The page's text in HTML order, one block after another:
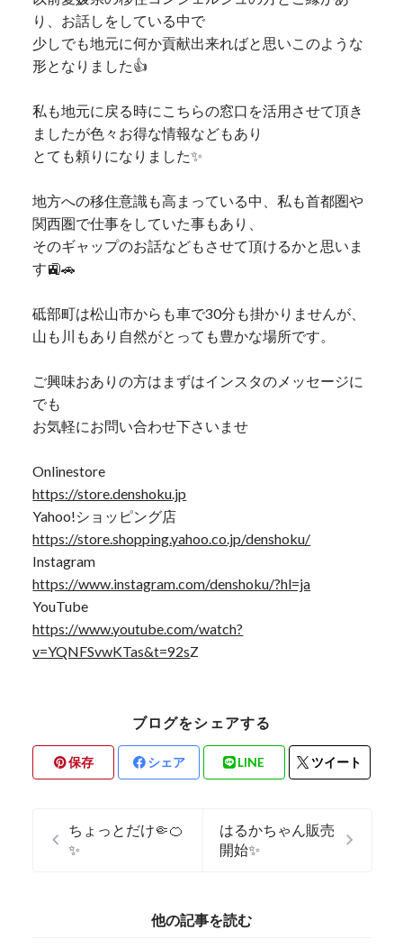
り、お話しをしている中で
少しでも地元に何か貢献出来ればと思いこのような
形となりました👍
私も地元に戻る時にこちらの窓口を活用させて頂き
ましたが色々お得な情報などもあり
とても頼りになりました✨
地方への移住意識も高まっている中、私も首都圏や
関西圏で仕事をしていた事もあり、
そのギャップのお話などもさせて頂けるかと思いま
す🚉🚗
砥部町は松山市からも車で30分も掛かりませんが、
山も川もあり自然がとっても豊かな場所です。
ご興味おありの方はまずはインスタのメッセージに
でも
お気軽にお問い合わせ下さいませ
Onlinestore
https://store.denshoku.jp
Yahoo!ショッピング店
https://store.shopping.yahoo.co.jp/denshoku/
Instagram
https://www.instagram.com/denshoku/?hl=ja
YouTube
https://www.youtube.com/watch?
v=YQNFSvwKTas&t=92sZ
ブログをシェアする
保存 シェア LINE ツイート
ちょっとだけ🤏🍊
✨
はるかちゃん販売
開始✨
他の記事を読む